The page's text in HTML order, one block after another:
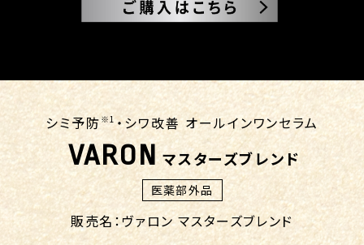
シミ予防※1・シワ改善 オールインワンセラム
VARON マスターズブレンド
医薬部外品
販売名：ヴァロン マスターズブレンド